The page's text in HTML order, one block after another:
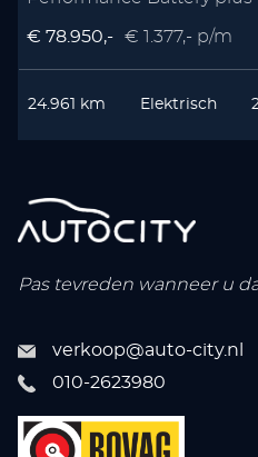
€ 78.950,- € 1.377,- p/m
24.961 km Elektrisch
Pas tevreden wanneer u
verkoop@auto-city.nl
010-2623980